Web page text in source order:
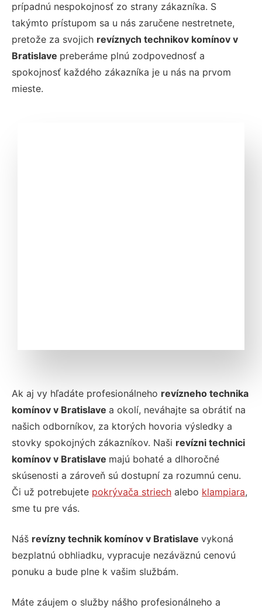
prípadnú nespokojnosť zo strany zákazníka. S
takýmto prístupom sa u nás zaručene nestretnete,
pretože za svojich revíznych technikov komínov v
Bratislave preberáme plnú zodpovednosť a
spokojnosť každého zákazníka je u nás na prvom
mieste.
Ak aj vy hľadáte profesionálneho revízneho technika
komínov v Bratislave a okolí, neváhajte sa obrátiť na
našich odborníkov, za ktorých hovoria výsledky a
stovky spokojných zákazníkov. Naši revízni technici
komínov v Bratislave majú bohaté a dlhoročné
skúsenosti a zároveň sú dostupní za rozumnú cenu.
Či už potrebujete pokrývača striech alebo klampiara,
sme tu pre vás.
Náš revízny technik komínov v Bratislave vykoná
bezplatnú obhliadku, vypracuje nezáväznú cenovú
ponuku a bude plne k vašim službám.
Máte záujem o služby nášho profesionálneho a